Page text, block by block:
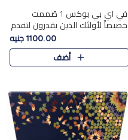
في اي بي بوكس 1 صُممت
خصيصاً لأولئك الذين يقدرون لتقدم
تجربة استثنائية بوكس تجمع بين
أفخر حلويات المولد المصري مع
تشكيلة مختارة من الأصناف ..
1100.00 جنيه
أضف